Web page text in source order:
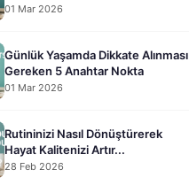
01 Mar 2026
Günlük Yaşamda Dikkate Alınması
Gereken 5 Anahtar Nokta
01 Mar 2026
Rutininizi Nasıl Dönüştürerek
Hayat Kalitenizi Artır...
28 Feb 2026